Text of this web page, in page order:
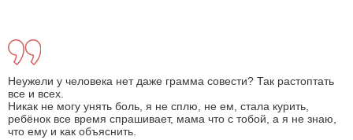
Неужели у человека нет даже грамма совести? Так растоптать
все и всех.
Никак не могу унять боль, я не сплю, не ем, стала курить,
ребёнок все время спрашивает, мама что с тобой, а я не знаю,
что ему и как объяснить.